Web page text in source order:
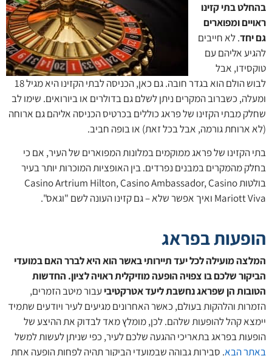
בהחלט בתי קזינו
ראויים ומפוארים
גם יחד. לא חייבים
להגיע אליהם עם
טוקסידו, אבל
לבוש הולם הוא בגדר חובה. גם כאן, הכניסה לבתי הקזינו היא מגיל 18
ומעלה, כשברוב המקרים ניתן לשלם גם בדולרים או ביורואים. שימו לב
שחלק מבתי הקזינו של פראג כוללים בכרטיס הכניסה אליהם גם ארוחה
(לא ארוחת גורמה, אבל בכל זאת) או בופה חביב.
בתי הקזינו של פראג ממוקמים במלונות המפוארים של העיר, אם כי
בחלק מהמקרים במבנים נפרדים. בין האופציות המוכרות יותר בעיר
בולטות Casino Artrium Hilton, Casino Ambassador, Casino
Mariott Viva ואיך אפשר שלא – גם קזינו העונה לשם "וגאס".
הופעות בפראג
המלצה מועילה לכל יעד תיירותי באשר הוא היא לברר האם במועדי
הביקור שלכם בו צפויה הופעה מוזיקלית ראויה לציון. החדשות
הטובות הן שפראג נחשבת ליעד אטרקטיביעבור מיטב הזמרים,
הזמרות והלהקות בעולם, כאשר האחרונים מגיעים לעיר ויודעים שתמיד
יימצא קהל להופעות שלהם. לכן, מומלץ מאד לבדוק את ההיצע של
הופעות בפראג בתאריכי ההגעה שלכם לעיר, כפי שניתן לעשות למשל
באתר הבא. סבירות גבוהה שבמועדי הביקור תהיה לפחות הופעה אחת